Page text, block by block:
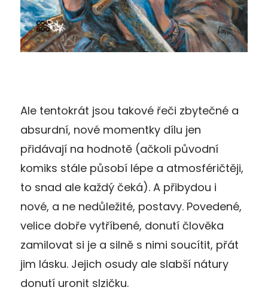
Ale tentokrát jsou takové řeči zbytečné a
absurdní, nové momentky dílu jen
přidávají na hodnotě (ačkoli původní
komiks stále působí lépe a atmosféričtěji,
to snad ale každý čeká). A přibydou i
nové, a ne nedůležité, postavy. Povedené,
velice dobře vytříbené, donutí člověka
zamilovat si je a silně s nimi soucítit, přát
jim lásku. Jejich osudy ale slabší nátury
donutí uronit slzičku.